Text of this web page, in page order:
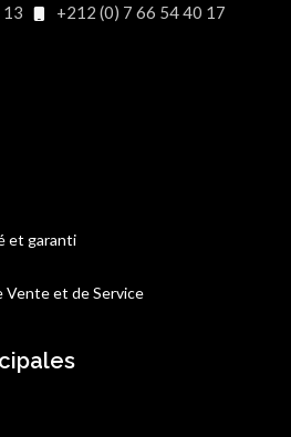
13
+212 (0) 7 66 54 40 17
et garanti
Vente et de Service